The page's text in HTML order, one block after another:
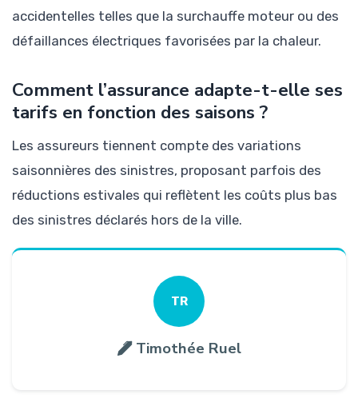
accidentelles telles que la surchauffe moteur ou des
défaillances électriques favorisées par la chaleur.
Comment l’assurance adapte-t-elle ses
tarifs en fonction des saisons ?
Les assureurs tiennent compte des variations
saisonnières des sinistres, proposant parfois des
réductions estivales qui reflètent les coûts plus bas
des sinistres déclarés hors de la ville.
TR
Timothée Ruel